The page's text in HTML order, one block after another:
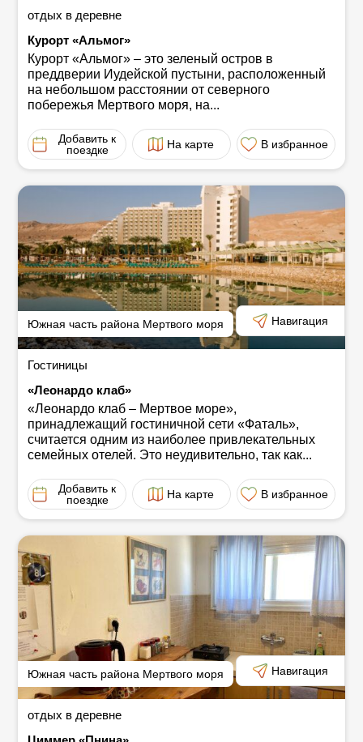
отдых в деревне
Курорт «Альмог»
Курорт «Альмог» ‒ это зеленый остров в
преддверии Иудейской пустыни, расположенный
на небольшом расстоянии от северного
побережья Мертвого моря, на...
Добавить к
поездке
На карте В избранное
Южная часть района Мертвого моря Навигация
Гостиницы
«Леонардо клаб»
«Леонардо клаб ‒ Мертвое море»,
принадлежащий гостиничной сети «Фаталь»,
считается одним из наиболее привлекательных
семейных отелей. Это неудивительно, так как...
Добавить к
поездке
На карте В избранное
Южная часть района Мертвого моря Навигация
отдых в деревне